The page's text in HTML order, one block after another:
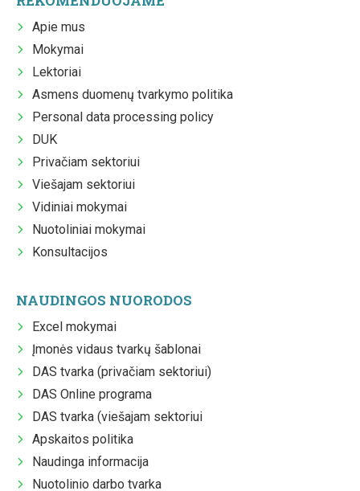
Apie mus
Mokymai
Lektoriai
Asmens duomenų tvarkymo politika
Personal data processing policy
DUK
Privačiam sektoriui
Viešajam sektoriui
Vidiniai mokymai
Nuotoliniai mokymai
Konsultacijos
NAUDINGOS NUORODOS
Excel mokymai
Įmonės vidaus tvarkų šablonai
DAS tvarka (privačiam sektoriui)
DAS Online programa
DAS tvarka (viešajam sektoriui
Apskaitos politika
Naudinga informacija
Nuotolinio darbo tvarka